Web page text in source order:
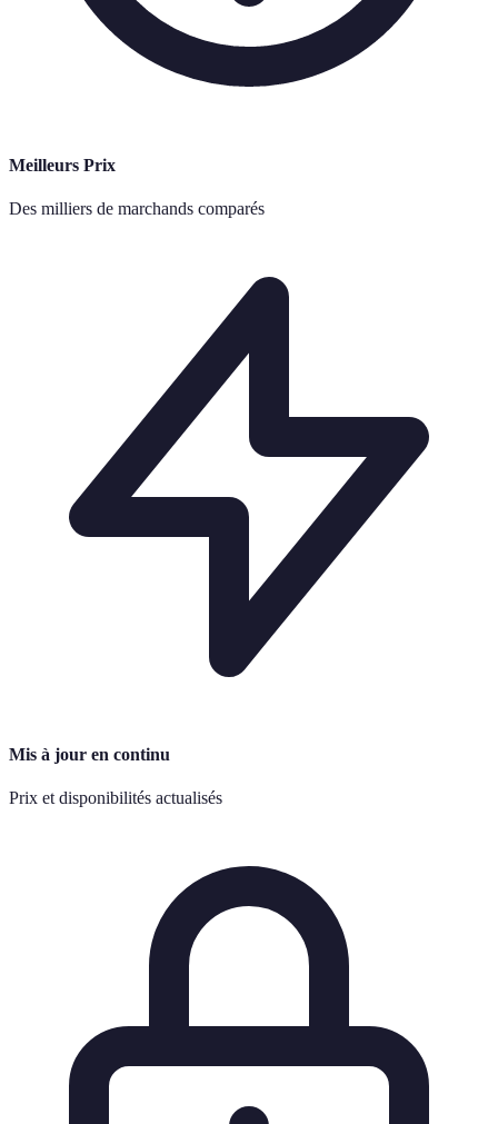
Meilleurs Prix
Des milliers de marchands comparés
Mis à jour en continu
Prix et disponibilités actualisés